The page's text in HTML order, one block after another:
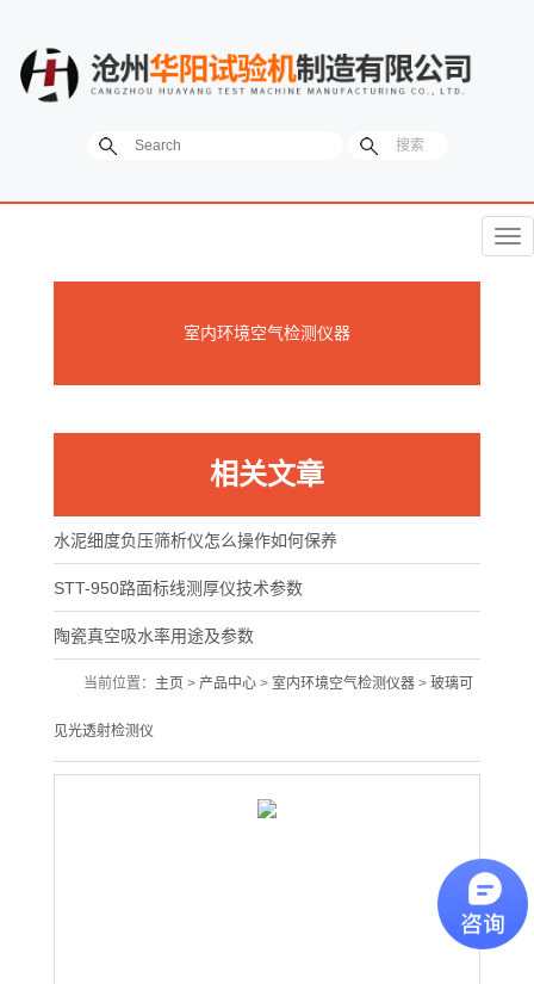
菜
室内环境空气检测仪器
相关文章
水泥细度负压筛析仪怎么操作如何保养
STT-950路面标线测厚仪技术参数
陶瓷真空吸水率用途及参数
当前位置： 主页 > 产品中心 > 室内环境空气检测仪器 > 玻璃可
见光透射检测仪